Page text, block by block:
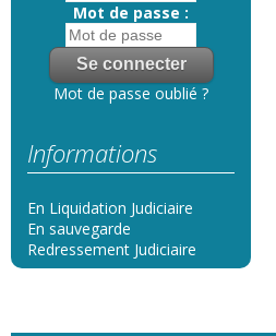
Mot de passe :
Mot de passe oublié ?
Informations
En Liquidation Judiciaire
En sauvegarde
Redressement Judiciaire